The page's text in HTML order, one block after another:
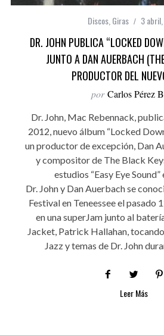
Discos, Giras 3
DR. JOHN PUBLICA “LOCKED
JUNTO A DAN AUERBACH
PRODUCTOR DEL
por Carlos Pérez
Dr. John, Mac Rebennack,
2012, nuevo álbum “Locked
un productor de excepción, Dan
y compositor de The Black
estudios “Easy Eye
Dr. John y Dan Auerbach se
Festival en Teneessee el pasado
en una superJam junto al
Jacket, Patrick Hallahan,
Jazz y temas de Dr. John
Leer Más